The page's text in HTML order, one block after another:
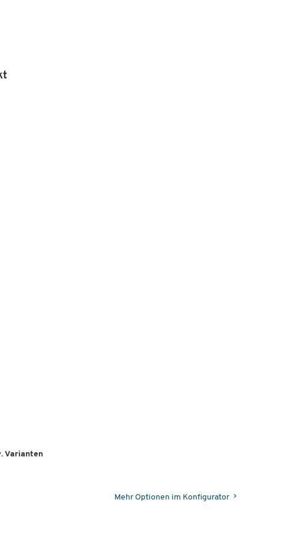
Varianten
Mehr Optionen im Konfigurator